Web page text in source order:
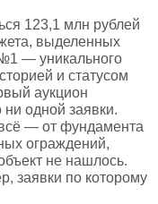
123,1 млн рублей
выделенных
— уникального
и статусом
аукцион
ни одной заявки.
— от фундамента
ограждений,
не нашлось.
заявки по которому